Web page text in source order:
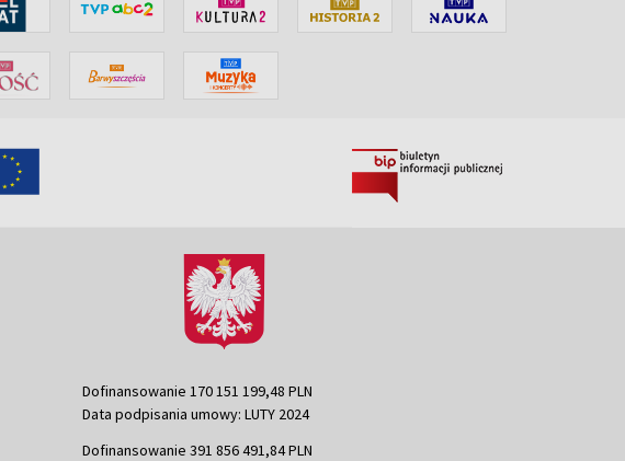
Dofinansowanie 170 151 199,48 PLN
Data podpisania umowy: LUTY 2024
Dofinansowanie 391 856 491,84 PLN